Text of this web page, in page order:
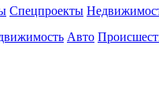
Спецпроекты
Авто